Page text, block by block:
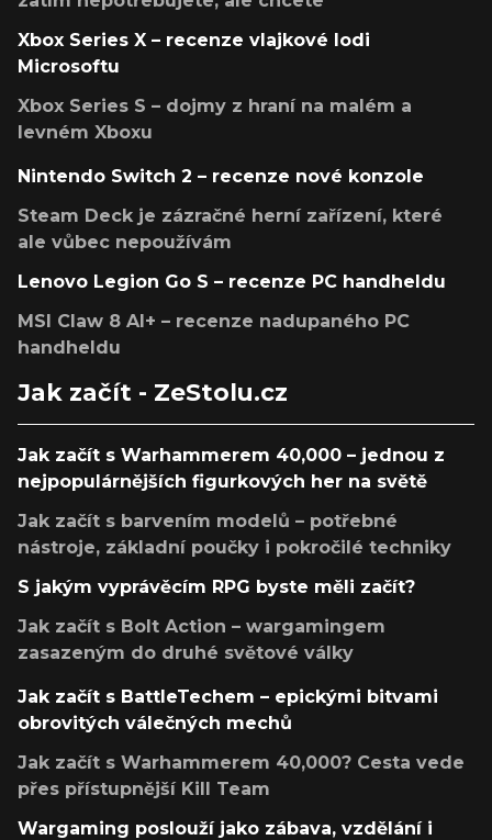
Xbox Series X – recenze vlajkové lodi
Microsoftu
Xbox Series S – dojmy z hraní na malém a
levném Xboxu
Nintendo Switch 2 – recenze nové konzole
Steam Deck je zázračné herní zařízení, které
ale vůbec nepoužívám
Lenovo Legion Go S – recenze PC handheldu
MSI Claw 8 AI+ – recenze nadupaného PC
handheldu
Jak začít - ZeStolu.cz
Jak začít s Warhammerem 40,000 – jednou z
nejpopulárnějších figurkových her na světě
Jak začít s barvením modelů – potřebné
nástroje, základní poučky i pokročilé techniky
S jakým vyprávěcím RPG byste měli začít?
Jak začít s Bolt Action – wargamingem
zasazeným do druhé světové války
Jak začít s BattleTechem – epickými bitvami
obrovitých válečných mechů
Jak začít s Warhammerem 40,000? Cesta vede
přes přístupnější Kill Team
Wargaming poslouží jako zábava, vzdělání i